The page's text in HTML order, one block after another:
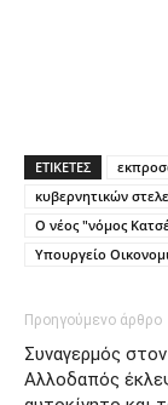
ΕΤΙΚΕΤΕΣ
κυβερνητικών
Ο νέος "νόμος
Υπουργείο
Προηγούμενο άρθρο
Συναγερμός στον
Αλλοδαπός